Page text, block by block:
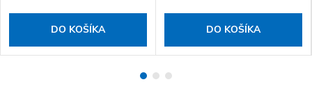
DO KOŠÍKA DO KOŠÍKA